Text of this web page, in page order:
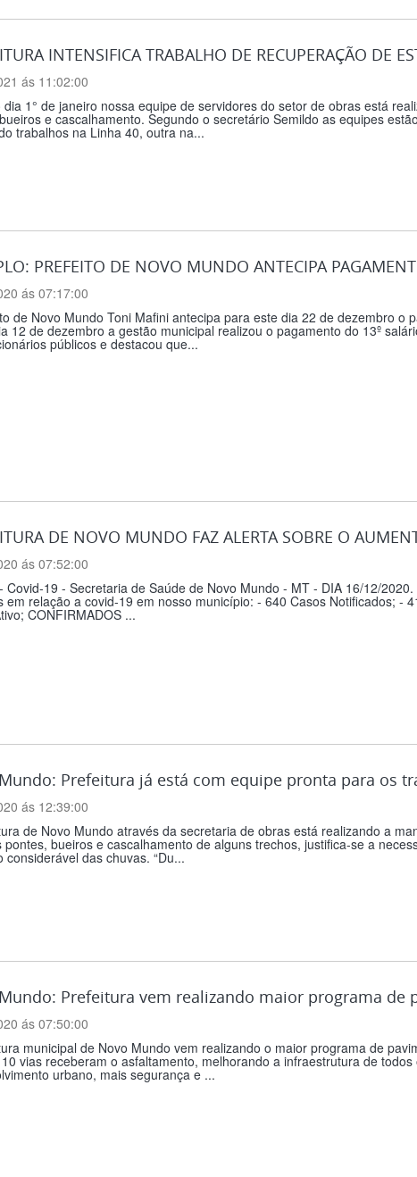
INTENSIFICA TRABALHO DE RECUPERAÇÃO DE
ás 11:02:00
dia 1° de janeiro nossa equipe de servidores do setor de obras está
e cascalhamento. Segundo o secretário Semildo as equipes
trabalhos na Linha 40, outra na...
PREFEITO DE NOVO MUNDO ANTECIPA
ás 07:17:00
de Novo Mundo Toni Mafini antecipa para este dia 22 de dezembro o
12 de dezembro a gestão municipal realizou o pagamento do 13º
públicos e destacou que...
DE NOVO MUNDO FAZ ALERTA SOBRE O
ás 07:52:00
Covid-19 - Secretaria de Saúde de Novo Mundo - MT - DIA 16/12/
em relação a covid-19 em nosso município: - 640 Casos Notificados; -
CONFIRMADOS ...
Prefeitura já está com equipe pronta para os
ás 12:39:00
de Novo Mundo através da secretaria de obras está realizando a
pontes, bueiros e cascalhamento de alguns trechos, justifica-se a
considerável das chuvas. “Du...
Prefeitura vem realizando maior programa
ás 07:50:00
municipal de Novo Mundo vem realizando o maior programa de
vias receberam o asfaltamento, melhorando a infraestrutura de
urbano, mais segurança e ...